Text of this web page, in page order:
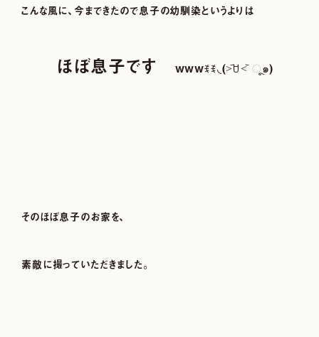
こんな風に、今まできたので息子の幼馴染というよりは
ほぼ息子です wwwꉂꉂ◟(˃᷄ꇴ˂᷅ ૂ๑)
そのほぼ息子のお家を、
素敵に撮っていただきました。